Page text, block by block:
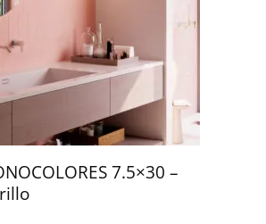
7.5×30 –